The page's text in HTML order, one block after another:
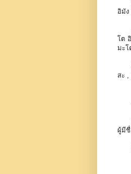
อิมั
โต
มะโ
สะ ,
ผู้มีชื่